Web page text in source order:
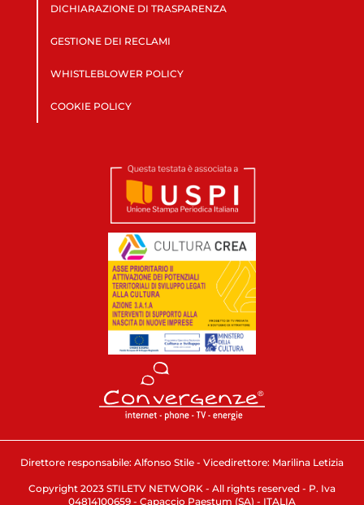
DICHIARAZIONE DI TRASPARENZA
GESTIONE DEI RECLAMI
WHISTLEBLOWER POLICY
COOKIE POLICY
Direttore responsabile: Alfonso Stile - Vicedirettore: Marilina Letizia
Copyright 2023 STILETV NETWORK - All rights reserved - P. Iva
04814100659 - Capaccio Paestum (SA) - ITALIA